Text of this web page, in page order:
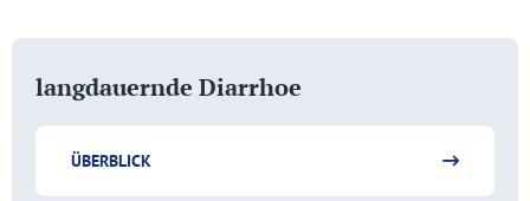
langdauernde Diarrhoe
ÜBERBLICK